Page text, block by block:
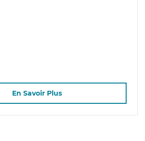
En Savoir Plus